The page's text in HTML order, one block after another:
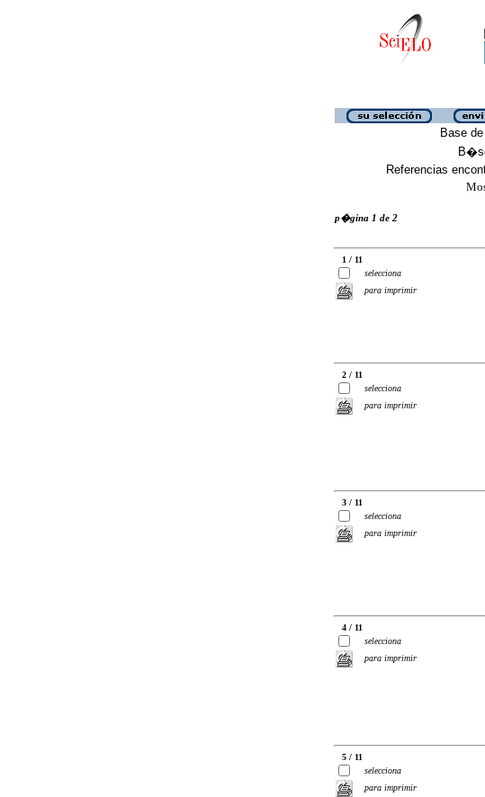
Base
Referencias
p�gina 1 de 2
1 / 11
selecciona
para imprimir
2 / 11
selecciona
para imprimir
3 / 11
selecciona
para imprimir
4 / 11
selecciona
para imprimir
5 / 11
selecciona
para imprimir